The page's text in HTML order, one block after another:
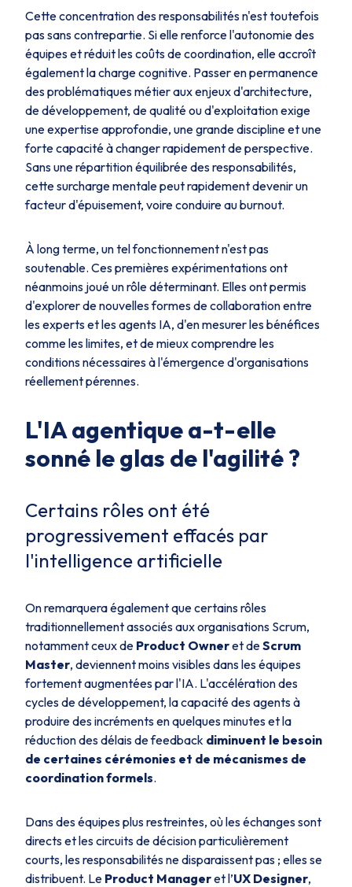
Cette concentration des responsabilités n'est toutefois
pas sans contrepartie. Si elle renforce l'autonomie des
équipes et réduit les coûts de coordination, elle accroît
également la charge cognitive. Passer en permanence
des problématiques métier aux enjeux d'architecture,
de développement, de qualité ou d'exploitation exige
une expertise approfondie, une grande discipline et une
forte capacité à changer rapidement de perspective.
Sans une répartition équilibrée des responsabilités,
cette surcharge mentale peut rapidement devenir un
facteur d'épuisement, voire conduire au burnout.
À long terme, un tel fonctionnement n'est pas
soutenable. Ces premières expérimentations ont
néanmoins joué un rôle déterminant. Elles ont permis
d'explorer de nouvelles formes de collaboration entre
les experts et les agents IA, d'en mesurer les bénéfices
comme les limites, et de mieux comprendre les
conditions nécessaires à l'émergence d'organisations
réellement pérennes.
L'IA agentique a-t-elle
sonné le glas de l'agilité ?
Certains rôles ont été
progressivement effacés par
l'intelligence artificielle
On remarquera également que certains rôles
traditionnellement associés aux organisations Scrum,
notamment ceux de Product Owneret deScrum
Master, deviennent moins visibles dans les équipes
fortement augmentées par l'IA. L'accélération des
cycles de développement, la capacité des agents à
produire des incréments en quelques minutes et la
réduction des délais de feedback diminuent le besoin
de certaines cérémonies et de mécanismes de
coordination formels.
Dans des équipes plus restreintes, où les échanges sont
directs et les circuits de décision particulièrement
courts, les responsabilités ne disparaissent pas ; elles se
distribuent. Le Product Manageret l’UX Designer,